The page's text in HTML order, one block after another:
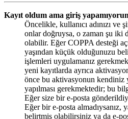
Kayıt oldum ama giriş
Öncelikle, kullanıcı adınızı
onlar doğruysa, o zaman şu iki
olabilir. Eğer COPPA desteği
yaşından küçük olduğunuzu
işlemleri uygulamanız
yeni kayıtlarda ayrıca
önce bu aktivasyonun kendiniz
yapılması gerekmektedir; bu
Eğer size bir e-posta
Eğer bir e-posta almadıysanız,
belirtmiş olabilirsiniz ya da e-